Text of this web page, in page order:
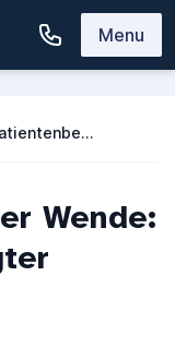
Menu
Organspende: Patientenbeauftragter fordert Widerspruchslösung
Wende: